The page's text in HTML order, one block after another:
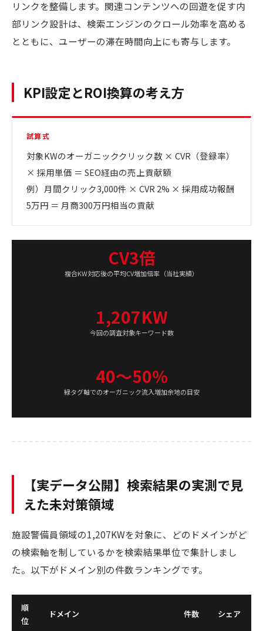
リンクを整備します。関連コンテンツへの回遊を促す内
部リンク設計は、検索エンジンのクロール効率を高める
とともに、ユーザーの滞在時間向上にも寄与します。
KPI設定とROI換算の考え方
試算式
対象KWのオーガニッククリック数 × CVR（登録率）
× 採用単価 ＝ SEO経由の売上貢献額
例）月間クリック3,000件 × CVR 2% × 採用成功報酬
5万円 ＝ 月商300万円相当の貢献
CV3倍
複合KW対応後の平均CV増加倍率（当社実績）
1,207KW
今回の調査対象キーワード数
40〜50%
緑タグ軸でのオーガニック流入増加余地の目安
【実データ公開】検索結果の実測で見
えた未対策領域
施設警備員領域の1,207KWを対象に、どのドメインがど
の検索軸を制しているかを検索結果単位で集計しまし
た。以下がドメイン別の件数ランキングです。
順
位
ドメイン 件数 シェア